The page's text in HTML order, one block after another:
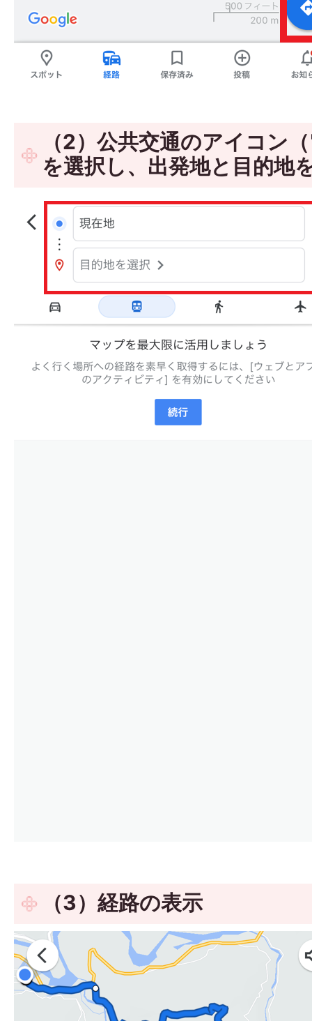
（2）公共交通のアイコン
を選択し、出発地と目的地
（3）経路の表示